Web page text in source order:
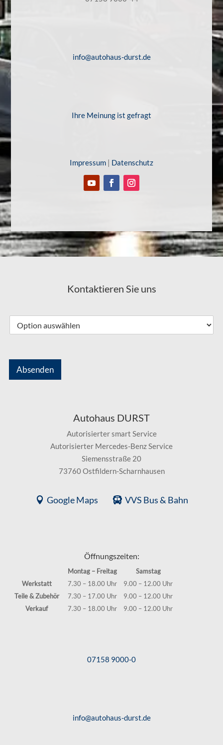
info@autohaus-durst.de
Ihre Meinung ist gefragt
Impressum Datenschutz
Kontaktieren Sie uns
Absenden
Autohaus DURST
Autorisierter smart Service
Autorisierter Mercedes-Benz Service
Siemensstraße 20
73760 Ostfildern-Scharnhausen
Google Maps VVS Bus & Bahn
Öffnungszeiten:
Montag – Freitag
Samstag
Werkstatt
7.30 – 18.00 Uhr
9.00 – 12.00 Uhr
Teile & Zubehör
7.30 – 17.00 Uhr
9.00 – 12.00 Uhr
Verkauf
7.30 – 18.00 Uhr 9.00 – 12.00 Uhr
07158 9000-0
info@autohaus-durst.de